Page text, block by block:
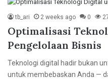
tb_ari 2 weeks ago 0
Optimalisasi
Pengelolaan Bisnis
Teknologi digital hadir bukan
untuk membebaskan Anda —